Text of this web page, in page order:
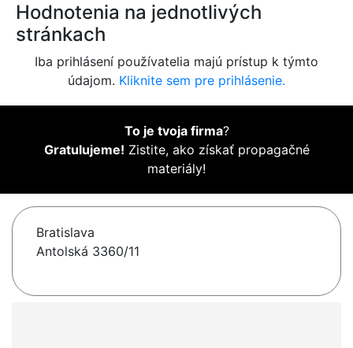
Hodnotenia na jednotlivých
stránkach
Iba prihlásení používatelia majú prístup k týmto
údajom. Kliknite sem pre prihlásenie.
To je tvoja firma?
Gratulujeme! Zistite, ako získať propagačné
materiály!
Bratislava
Antolská 3360/11